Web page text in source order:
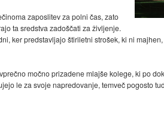
zaposlitev za polni čas, zato
ta sredstva zadoščati za življenje.
ker predstavljajo štiriletni strošek, ki ni
močno prizadene mlajše kolege, ki po
le za svoje napredovanje, temveč pogosto